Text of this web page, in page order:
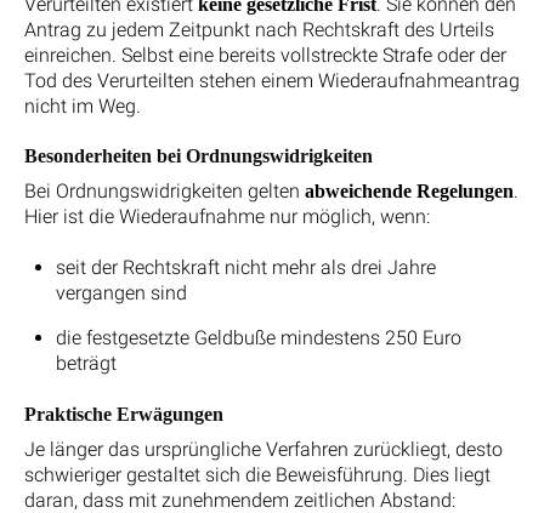
keine gesetzliche Frist
Antrag zu jedem Zeitpunkt nach Rechtskraft des Urteils
einreichen. Selbst eine bereits vollstreckte Strafe oder der
Tod des Verurteilten stehen einem Wiederaufnahmeantrag
nicht im Weg.
Besonderheiten bei Ordnungswidrigkeiten
Bei Ordnungswidrigkeiten gelten abweichende Regelungen.
Hier ist die Wiederaufnahme nur möglich, wenn:
seit der Rechtskraft nicht mehr als drei Jahre
vergangen sind
die festgesetzte Geldbuße mindestens 250 Euro
beträgt
Praktische Erwägungen
Je länger das ursprüngliche Verfahren zurückliegt, desto
schwieriger gestaltet sich die Beweisführung. Dies liegt
daran, dass mit zunehmendem zeitlichen Abstand: